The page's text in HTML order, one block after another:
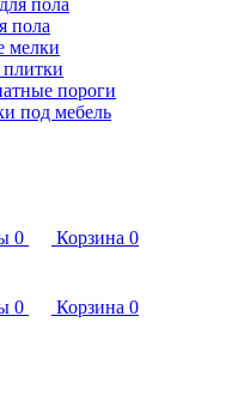
пола
мелки
пороги
под мебель
0 Корзина 0
0 Корзина 0